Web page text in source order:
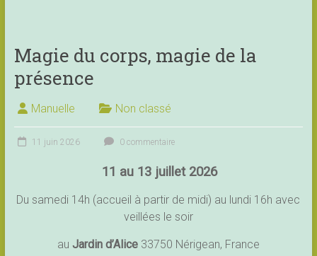
Magie du corps, magie de la
présence
Manuelle Non classé
11 juin 2026 0 commentaire
11 au 13 juillet 2026
Du samedi 14h (accueil à partir de midi) au lundi 16h avec
veillées le soir
au Jardin d’Alice33750 Nérigean, France